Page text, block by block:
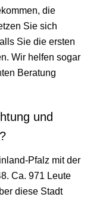
die
Sie sich
Sie die ersten
Wir helfen sogar
Beratung
und
Pfalz mit der
Ca. 971 Leute
diese Stadt